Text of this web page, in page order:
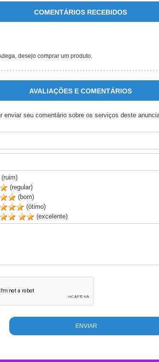
COMENTÁRIOS RECEBIDOS
desejo comprar um produto.
AVALIAÇÕES E COMENTÁRIOS
enviar seu comentário sobre os serviços deste
(regular)
(bom)
(ótimo)
(excelente)